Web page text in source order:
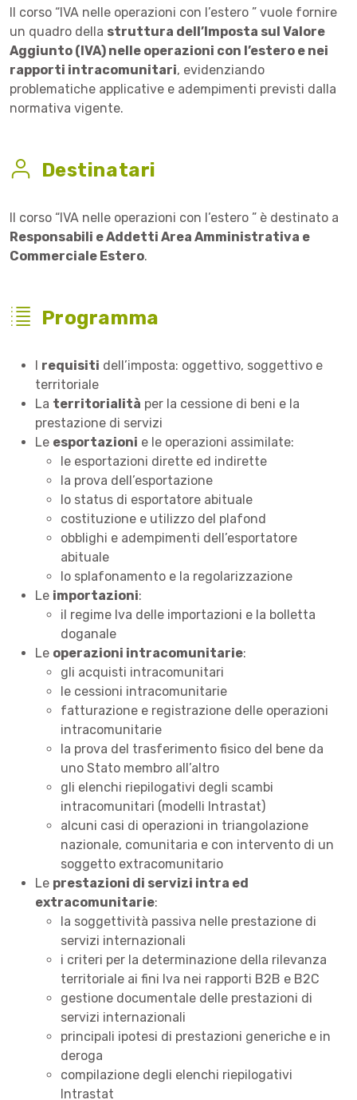
Il corso “IVA nelle operazioni con l’estero ” vuole fornire
un quadro della struttura dell’Imposta sul Valore
Aggiunto (IVA) nelle operazioni con l’estero e nei
rapporti intracomunitari, evidenziando
problematiche applicative e adempimenti previsti dalla
normativa vigente.
Destinatari
Il corso “IVA nelle operazioni con l’estero ” è destinato a
Responsabili e Addetti Area Amministrativa e
Commerciale Estero.
Programma
I requisiti dell’imposta: oggettivo, soggettivo e
territoriale
La territorialità per la cessione di beni e la
prestazione di servizi
Le esportazioni e le operazioni assimilate:
le esportazioni dirette ed indirette
la prova dell’esportazione
lo status di esportatore abituale
costituzione e utilizzo del plafond
obblighi e adempimenti dell’esportatore
abituale
lo splafonamento e la regolarizzazione
Le importazioni:
il regime Iva delle importazioni e la bolletta
doganale
Le operazioni intracomunitarie:
gli acquisti intracomunitari
le cessioni intracomunitarie
fatturazione e registrazione delle operazioni
intracomunitarie
la prova del trasferimento fisico del bene da
uno Stato membro all’altro
gli elenchi riepilogativi degli scambi
intracomunitari (modelli Intrastat)
alcuni casi di operazioni in triangolazione
nazionale, comunitaria e con intervento di un
soggetto extracomunitario
Le prestazioni di servizi intra ed
extracomunitarie:
la soggettività passiva nelle prestazione di
servizi internazionali
i criteri per la determinazione della rilevanza
territoriale ai fini Iva nei rapporti B2B e B2C
gestione documentale delle prestazioni di
servizi internazionali
principali ipotesi di prestazioni generiche e in
deroga
compilazione degli elenchi riepilogativi
Intrastat